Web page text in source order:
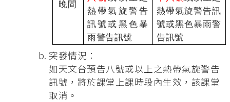
晚間
熱帶氣旋警告
訊號或黑色暴
雨警告訊號
熱帶氣旋警告訊
號或黑色暴雨警
告訊號
突發情況：
如天文台預告八號或以上之熱帶氣旋警告
訊號，將於課堂上課時段內生效，該課堂
取消。